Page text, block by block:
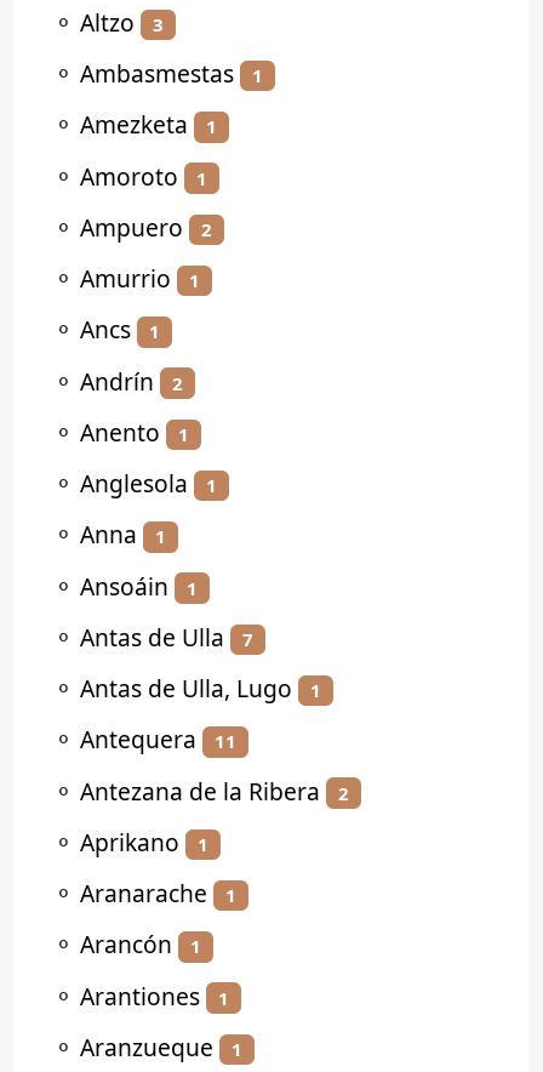
⚬ Altzo 3
⚬ Ambasmestas 1
⚬ Amezketa 1
⚬ Amoroto 1
⚬ Ampuero 2
⚬ Amurrio 1
⚬ Ancs 1
⚬ Andrín 2
⚬ Anento 1
⚬ Anglesola 1
⚬ Anna 1
⚬ Ansoáin 1
⚬ Antas de Ulla 7
⚬ Antas de Ulla, Lugo 1
⚬ Antequera 11
⚬ Antezana de la Ribera 2
⚬ Aprikano 1
⚬ Aranarache 1
⚬ Arancón 1
⚬ Arantiones 1
⚬ Aranzueque 1